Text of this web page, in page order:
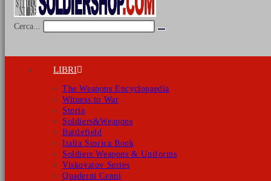
Cerca...
Invia
LIBRI
The Weapons Encyclopaedia
Witness to War
Storia
Soldiers&Weapons
Battlefield
Italia Storica Book
Soldiers Weapons & Uniforms
Viskovatov Series
Quaderni Cenni